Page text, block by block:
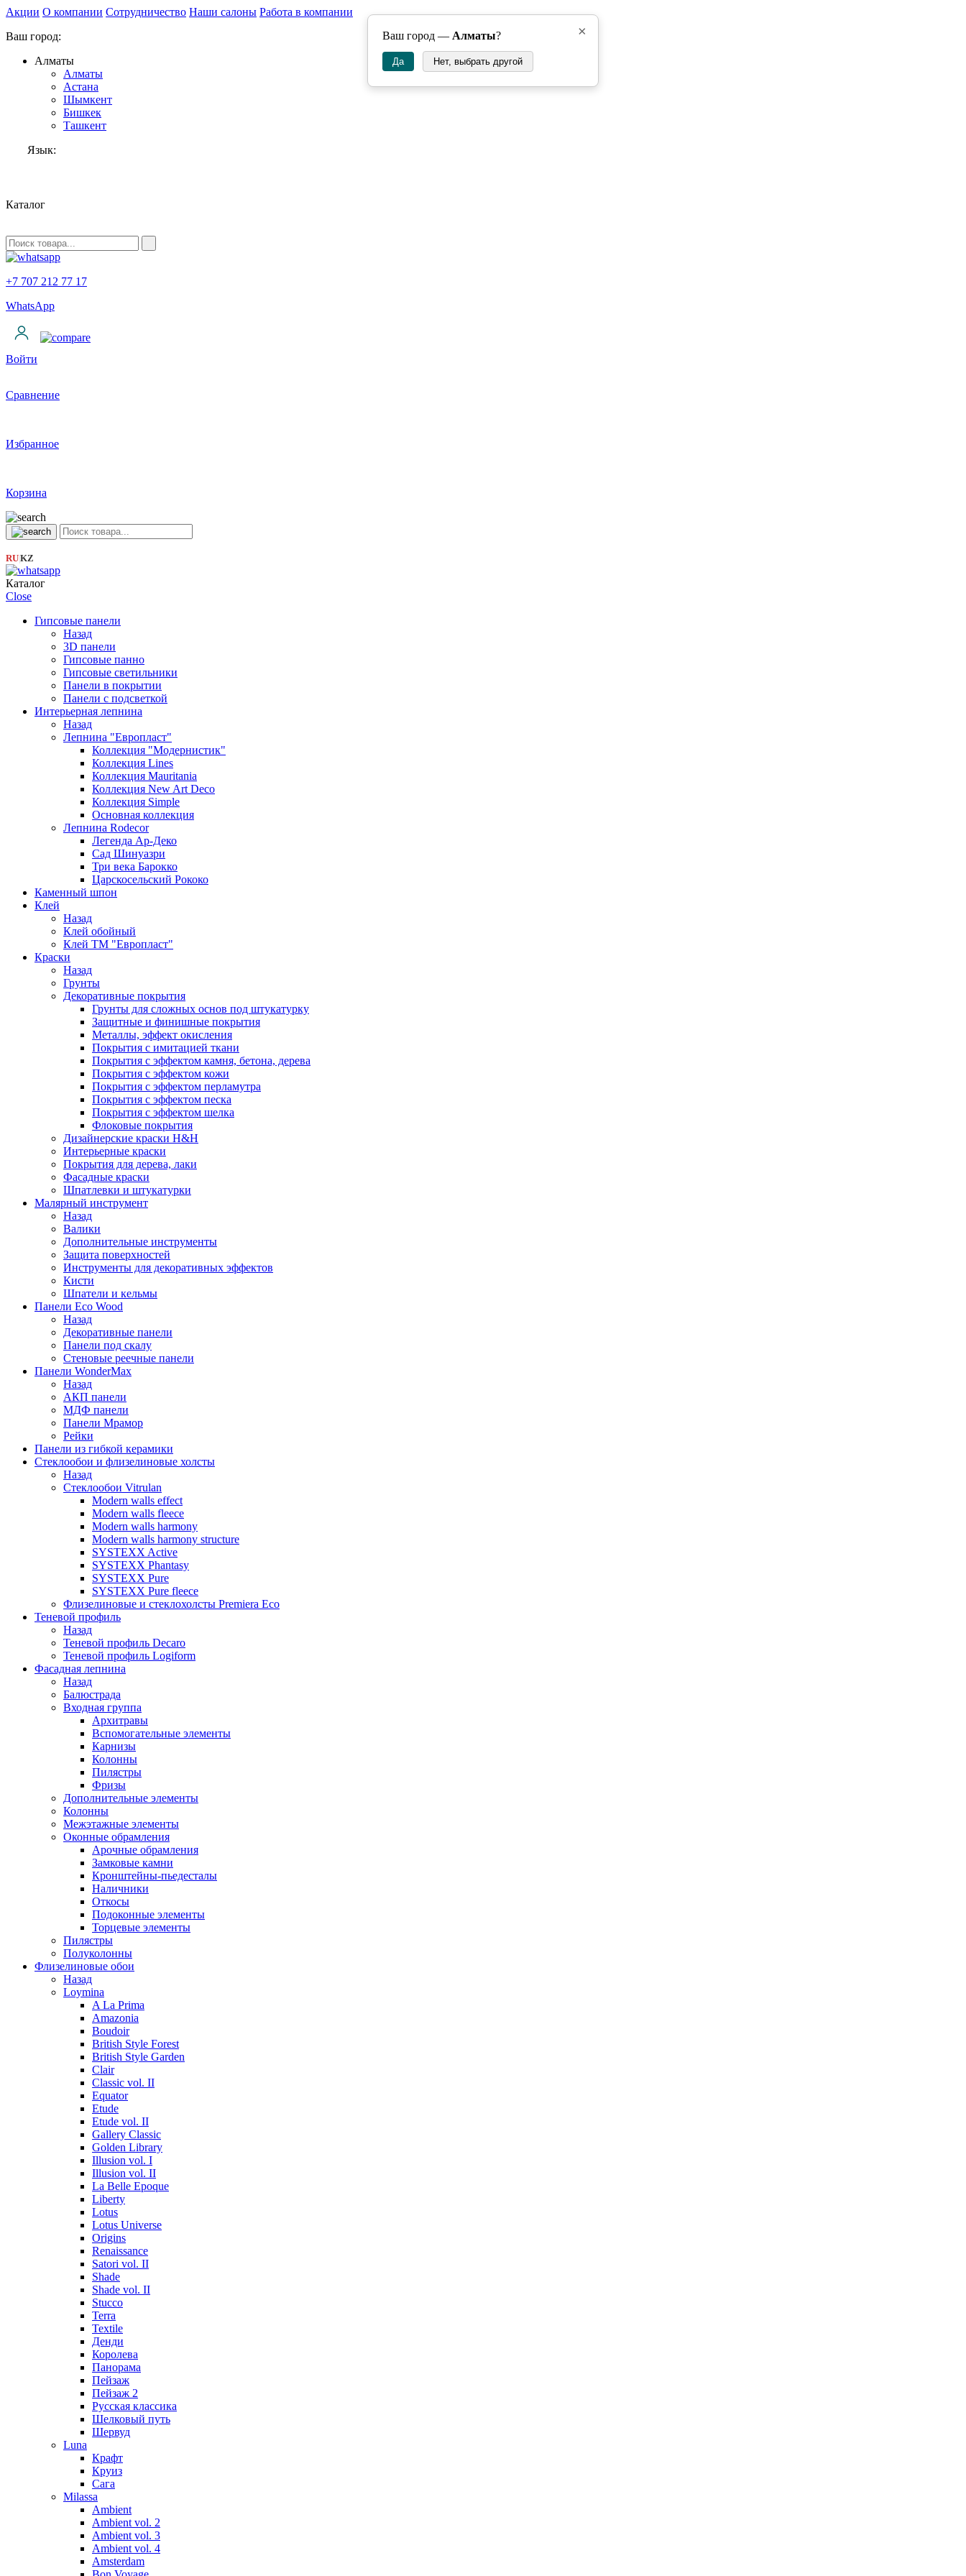
×
Ваш город — Алматы?
Да Нет, выбрать другой
Акции О компании Сотрудничество Наши салоны Работа в компании
Ваш город:
Алматы
Алматы
Астана
Шымкент
Бишкек
Ташкент
Язык:
Каталог
+7 707 212 77 17
WhatsApp
Войти
Сравнение
Избранное
Корзина
RU|KZ
Каталог
Close
Гипсовые панели
Назад
3D панели
Гипсовые панно
Гипсовые светильники
Панели в покрытии
Панели с подсветкой
Интерьерная лепнина
Назад
Лепнина "Европласт"
Коллекция "Модернистик"
Коллекция Lines
Коллекция Mauritania
Коллекция New Art Deco
Коллекция Simple
Основная коллекция
Лепнина Rodecor
Легенда Ар-Деко
Сад Шинуазри
Три века Барокко
Царскосельский Рококо
Каменный шпон
Клей
Назад
Клей обойный
Клей ТМ "Европласт"
Краски
Назад
Грунты
Декоративные покрытия
Грунты для сложных основ под штукатурку
Защитные и финишные покрытия
Металлы, эффект окисления
Покрытия с имитацией ткани
Покрытия с эффектом камня, бетона, дерева
Покрытия с эффектом кожи
Покрытия с эффектом перламутра
Покрытия с эффектом песка
Покрытия с эффектом шелка
Флоковые покрытия
Дизайнерские краски H&H
Интерьерные краски
Покрытия для дерева, лаки
Фасадные краски
Шпатлевки и штукатурки
Малярный инструмент
Назад
Валики
Дополнительные инструменты
Защита поверхностей
Инструменты для декоративных эффектов
Кисти
Шпатели и кельмы
Панели Eco Wood
Назад
Декоративные панели
Панели под скалу
Стеновые реечные панели
Панели WonderMax
Назад
АКП панели
МДФ панели
Панели Мрамор
Рейки
Панели из гибкой керамики
Стеклообои и флизелиновые холсты
Назад
Стеклообои Vitrulan
Modern walls effect
Modern walls fleece
Modern walls harmony
Modern walls harmony structure
SYSTEXX Active
SYSTEXX Phantasy
SYSTEXX Pure
SYSTEXX Pure fleece
Флизелиновые и стеклохолсты Premiera Eco
Теневой профиль
Назад
Теневой профиль Decaro
Теневой профиль Logiform
Фасадная лепнина
Назад
Балюстрада
Входная группа
Архитравы
Вспомогательные элементы
Карнизы
Колонны
Пилястры
Фризы
Дополнительные элементы
Колонны
Межэтажные элементы
Оконные обрамления
Арочные обрамления
Замковые камни
Кронштейны-пьедесталы
Наличники
Откосы
Подоконные элементы
Торцевые элементы
Пилястры
Полуколонны
Флизелиновые обои
Назад
Loymina
A La Prima
Amazonia
Boudoir
British Style Forest
British Style Garden
Clair
Classic vol. II
Equator
Etude
Etude vol. II
Gallery Classic
Golden Library
Illusion vol. I
Illusion vol. II
La Belle Epoque
Liberty
Lotus
Lotus Universe
Origins
Renaissance
Satori vol. II
Shade
Shade vol. II
Stucco
Terra
Textile
Денди
Королева
Панорама
Пейзаж
Пейзаж 2
Русская классика
Шелковый путь
Шервуд
Luna
Крафт
Круиз
Сага
Milassa
Ambient
Ambient vol. 2
Ambient vol. 3
Ambient vol. 4
Amsterdam